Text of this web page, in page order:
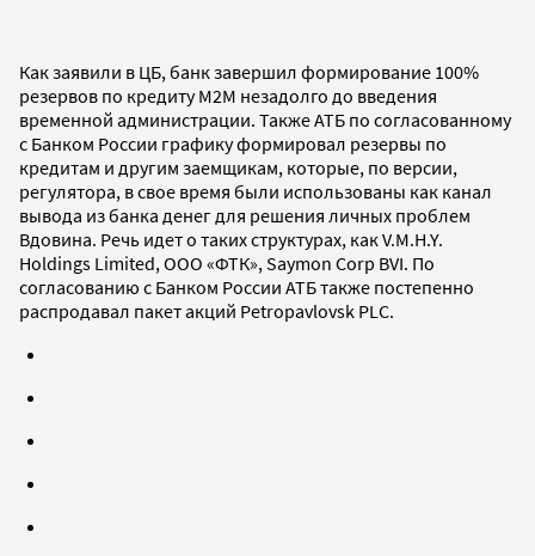
Как заявили в ЦБ, банк завершил формирование 100%
резервов по кредиту М2М незадолго до введения
временной администрации. Также АТБ по согласованному
с Банком России графику формировал резервы по
кредитам и другим заемщикам, которые, по версии,
регулятора, в свое время были использованы как канал
вывода из банка денег для решения личных проблем
Вдовина. Речь идет о таких структурах, как V.M.H.Y.
Holdings Limited, ООО «ФТК», Saymon Corp BVI. По
согласованию с Банком России АТБ также постепенно
распродавал пакет акций Petropavlovsk PLC.